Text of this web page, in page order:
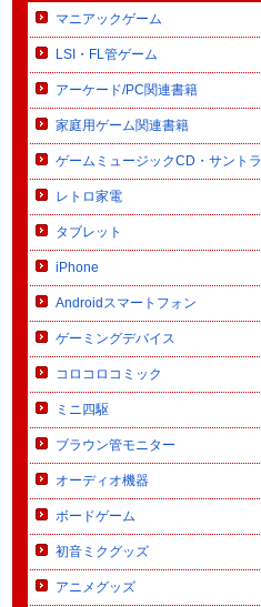
マニアックゲーム
LSI・FL管ゲーム
アーケード/PC関連書籍
家庭用ゲーム関連書籍
ゲームミュージックCD・サントラ
レトロ家電
タブレット
iPhone
Androidスマートフォン
ゲーミングデバイス
コロコロコミック
ミニ四駆
ブラウン管モニター
オーディオ機器
ボードゲーム
初音ミクグッズ
アニメグッズ